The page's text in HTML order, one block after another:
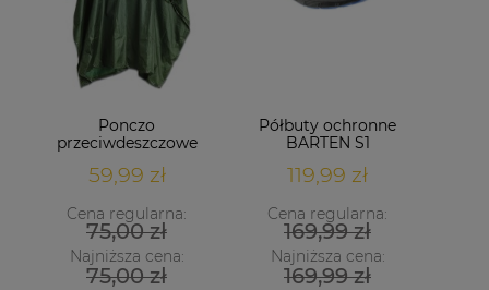
Ponczo
przeciwdeszczowe
59,99 zł
Cena regularna:
75,00 zł
Najniższa cena:
75,00 zł
Półbuty ochronne
BARTEN S1
119,99 zł
Cena regularna:
169,99 zł
Najniższa cena:
169,99 zł